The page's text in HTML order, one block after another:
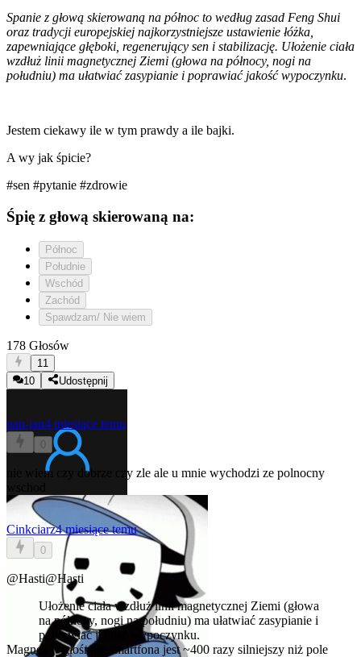
Spanie z głową skierowaną na północ to według zasad Feng Shui
oraz tradycji europejskiej najkorzystniejsze ustawienie łóżka,
zapewniające głęboki, regenerujący sen i stabilizację. Ułożenie ciała
wzdłuż linii magnetycznej Ziemi (głowa na północy, nogi na
południu) ma ułatwiać zasypianie i poprawiać jakość wypoczynku.
Jestem ciekawy ile w tym prawdy a ile bajki.
A wy jak śpicie?
#sen #pytanie #zdrowie
Śpię z głową skierowaną na:
Północ
Południe
Wschód
Zachód
Spawdzam/ Nie wiem
178 Głosów
11
10
Udostępnij
pan-jan4 miesiące temu
0
nie wiem czy dobrze czy zle ale u mnie wychodzi ze polnocny
Cinkciarz4 miesiące temu
0
@Hasti@Hasti
Ułożenie ciała wzdłuż linii magnetycznej Ziemi (głowa
na północy, nogi na południu) ma ułatwiać zasypianie i
poprawiać jakość wypoczynku.
Magnes w głośniku smartfona jest ~400 razy silniejszy niż pole